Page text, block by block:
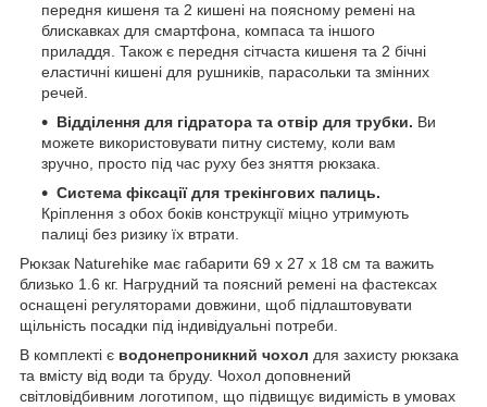
передня кишеня та 2 кишені на поясному ремені на
блискавках для смартфона, компаса та іншого
приладдя. Також є передня сітчаста кишеня та 2 бічні
еластичні кишені для рушників, парасольки та змінних
речей.
Відділення для гідратора та отвір для трубки. Ви
можете використовувати питну систему, коли вам
зручно, просто під час руху без зняття рюкзака.
Система фіксації для трекінгових палиць.
Кріплення з обох боків конструкції міцно утримують
палиці без ризику їх втрати.
Рюкзак Naturehike має габарити 69 х 27 х 18 см та важить
близько 1.6 кг. Нагрудний та поясний ремені на фастексах
оснащені регуляторами довжини, щоб підлаштовувати
щільність посадки під індивідуальні потреби.
В комплекті є водонепроникний чохол для захисту рюкзака
та вмісту від води та бруду. Чохол доповнений
світловідбивним логотипом, що підвищує видимість в умовах